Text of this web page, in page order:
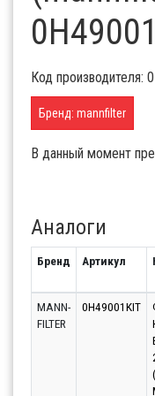
Код производителя:
Бренд: mannfilter
В данный момент
Аналоги
Бренд Артикул
MANN-
FILTER
0H49001KIT